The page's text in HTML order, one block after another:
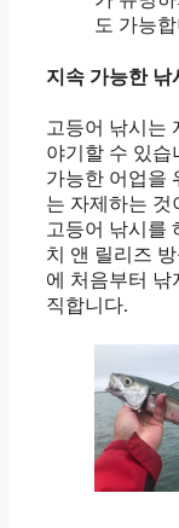
도 가능
지속 가능한 낚
고등어 낚시는
야기할 수 있습
가능한 어업을
는 자제하는 것
고등어 낚시를
치 앤 릴리즈
에 처음부터 낚
직합니다.